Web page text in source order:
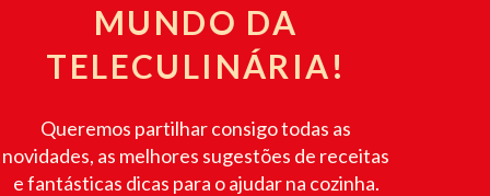
MUNDO DA
TELECULINÁRIA!
Queremos partilhar consigo todas as
novidades, as melhores sugestões de receitas
e fantásticas dicas para o ajudar na cozinha.